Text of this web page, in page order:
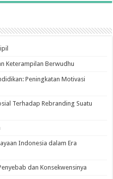
Keterampilan Berwudhu
Peningkatan Motivasi
Terhadap Rebranding Suatu
Indonesia dalam Era
dan Konsekwensinya